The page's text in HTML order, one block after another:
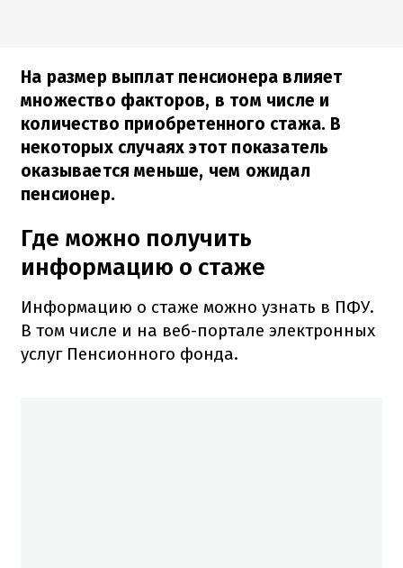
На размер выплат пенсионера влияет
множество факторов, в том числе и
количество приобретенного стажа. В
некоторых случаях этот показатель
оказывается меньше, чем ожидал
пенсионер.
Где можно получить
информацию о стаже
Информацию о стаже можно узнать в ПФУ.
В том числе и на веб-портале электронных
услуг Пенсионного фонда.